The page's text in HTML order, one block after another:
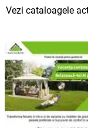
Vezi cataloagele